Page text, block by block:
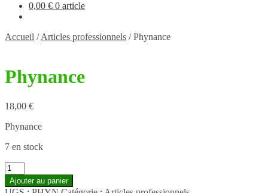
0,00 € 0 article
Accueil /Articles professionnels /Phynance
Phynance
18,00 €
Phynance
7 en stock
quantité
de
Phynance
Ajouter au panier